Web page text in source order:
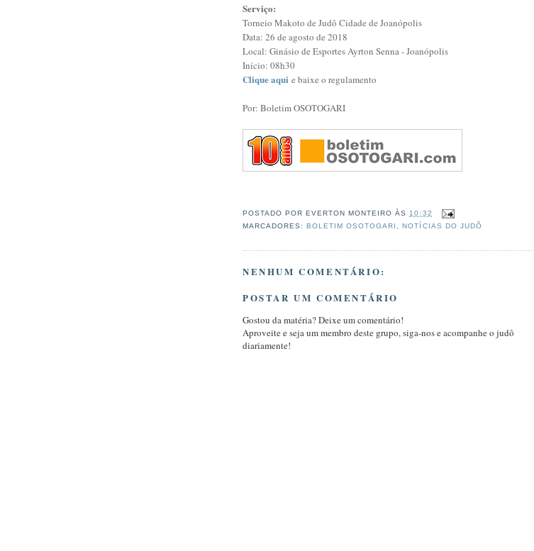
Serviço:
Torneio Makoto de Judô Cidade de Joanópolis
Data: 26 de agosto de 2018
Local: Ginásio de Esportes Ayrton Senna - Joanópolis
Início: 08h30
Clique aqui e baixe o regulamento
Por: Boletim OSOTOGARI
POSTADO POR EVERTON MONTEIRO ÀS10:32
MARCADORES:BOLETIM OSOTOGARI ,NOTÍCIAS DO JUDÔ
NENHUM COMENTÁRIO:
POSTAR UM COMENTÁRIO
Gostou da matéria? Deixe um comentário!
Aproveite e seja um membro deste grupo, siga-nos e acompanhe o judô
diariamente!